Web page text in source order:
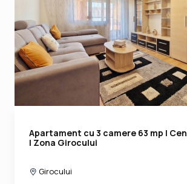
Apartament cu 3 camere 63 mp |
| Zona Girocului
Girocului